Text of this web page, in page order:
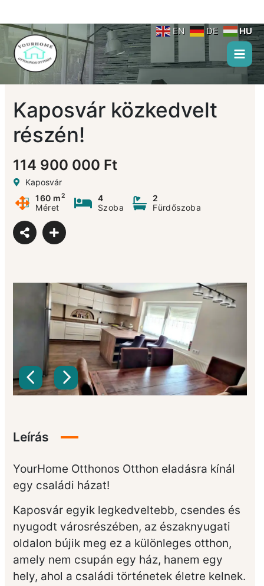
content
Kaposvár közkedvelt
részén!
114 900 000 Ft
Kaposvár
160 m2
Méret
4
Szoba
2
Fürdőszoba
Leírás
YourHome Otthonos Otthon eladásra kínál
egy családi házat!
Kaposvár egyik legkedveltebb, csendes és
nyugodt városrészében, az északnyugati
oldalon bújik meg ez a különleges otthon,
amely nem csupán egy ház, hanem egy
hely, ahol a családi történetek életre kelnek.
EN DE HU